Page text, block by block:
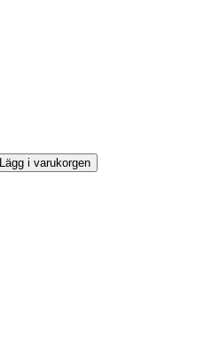
Lägg i varukorgen